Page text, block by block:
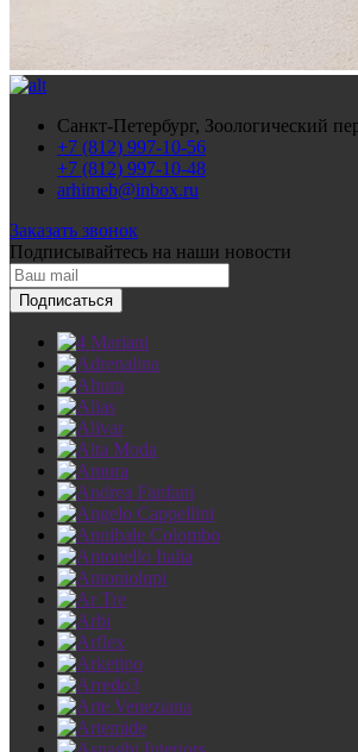
Санкт-Петербург, Зоологический
+7 (812) 997-10-56
+7 (812) 997-10-48
arhimeb@inbox.ru
Заказать звонок
Подписывайтесь на наши новости